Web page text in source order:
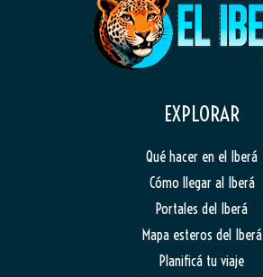
EXPLORAR
Qué hacer en el Iberá
Cómo llegar al Iberá
Portales del Iberá
Mapa esteros del Iberá
Planificá tu viaje